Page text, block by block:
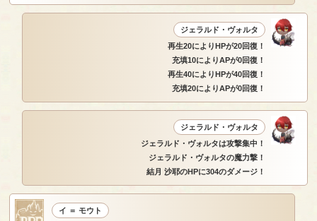
ジェラルド・ヴォルタ
再生20によりHPが20回復！
充填10によりAPが0回復！
再生40によりHPが40回復！
充填20によりAPが0回復！
ジェラルド・ヴォルタ
ジェラルド・ヴォルタは攻撃集中！
ジェラルド・ヴォルタの魔力撃！
結月 沙耶のHPに304のダメージ！
イ ＝ モウト